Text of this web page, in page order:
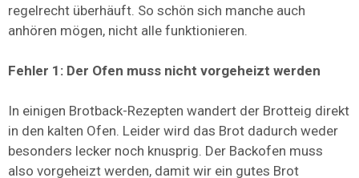
regelrecht überhäuft. So schön sich manche auch
anhören mögen, nicht alle funktionieren.
Fehler 1: Der Ofen muss nicht vorgeheizt werden
In einigen Brotback-Rezepten wandert der Brotteig direkt
in den kalten Ofen. Leider wird das Brot dadurch weder
besonders lecker noch knusprig. Der Backofen muss
also vorgeheizt werden, damit wir ein gutes Brot